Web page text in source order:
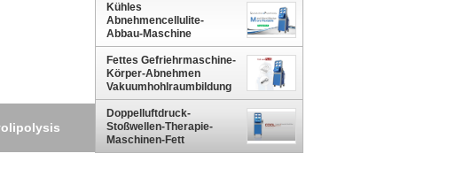
Kühles
Abnehmencellulite-
Abbau-Maschine
Shocwave Thearpy Cryo
fettes Einfrieren
Fettes Gefriehrmaschine-
Körper-Abnehmen
Vakuumhohlraumbildung
Cryolipolysis
Doppelluftdruck-
Stoßwellen-Therapie-
Maschinen-Fett
verringern die